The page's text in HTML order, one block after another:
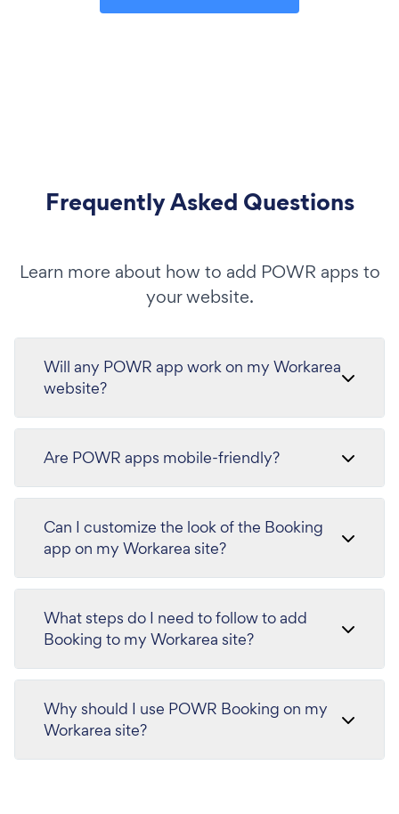
Frequently Asked Questions
Learn more about how to add POWR apps to
your website.
Will any POWR app work on my Workarea
website?
Are POWR apps mobile-friendly?
Can I customize the look of the Booking
app on my Workarea site?
What steps do I need to follow to add
Booking to my Workarea site?
Why should I use POWR Booking on my
Workarea site?